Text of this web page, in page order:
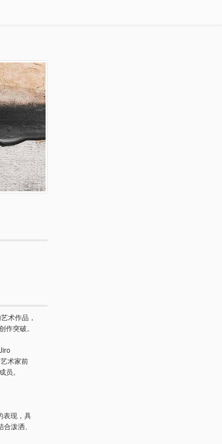
术作品，
突破。
Jiro
术家前
。
表现，具
泼洒、